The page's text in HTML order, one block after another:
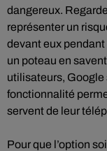
dangereux.
représenter un
devant eux
un poteau en
utilisateurs, Google
fonctionnalité
servent de leur
Pour que l’option